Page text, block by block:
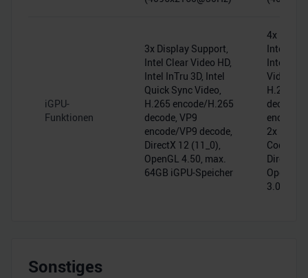
iGPU-
Funktionen
3x Display Support,
Intel Clear Video HD,
Intel InTru 3D, Intel
Quick Sync Video,
H.265 encode/H.265
decode, VP9
encode/VP9 decode,
DirectX 12 (11_0),
OpenGL 4.50, max.
64GB iGPU-Speicher
4x
Intel
Intel
Video,
H.265
decode,
encode/
2x Multi-
Codec
DirectX
OpenGL
3.00
Sonstiges